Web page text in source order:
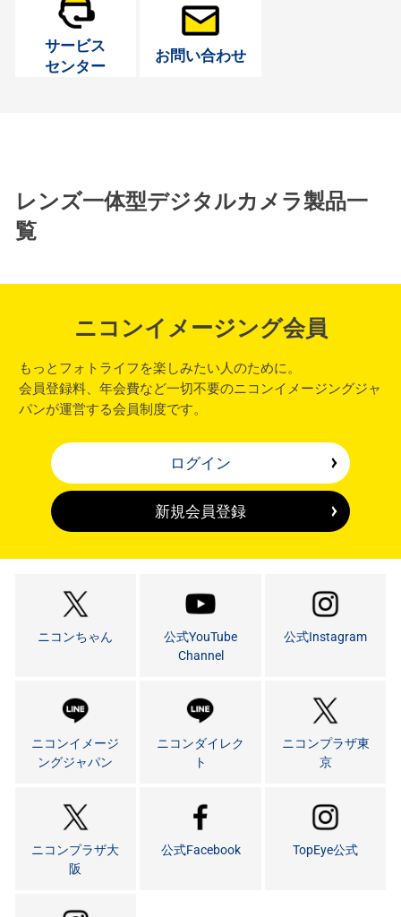
サービス
センター
お問い合わせ
レンズ一体型デジタルカメラ製品一
覧
ニコンイメージング会員
もっとフォトライフを楽しみたい人のために。
会員登録料、年会費など一切不要のニコンイメージングジャ
パンが運営する会員制度です。
ログイン
新規会員登録
ニコンちゃん
公式YouTube
Channel
公式Instagram
ニコンイメージ
ングジャパン
ニコンダイレク
ト
ニコンプラザ東
京
ニコンプラザ大
阪
公式Facebook TopEye公式